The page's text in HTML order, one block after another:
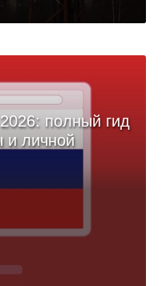
полный гид
и личной